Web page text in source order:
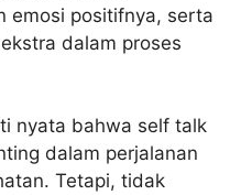
emosi positifnya, serta
dalam proses
nyata bahwa self talk
dalam perjalanan
Tetapi, tidak